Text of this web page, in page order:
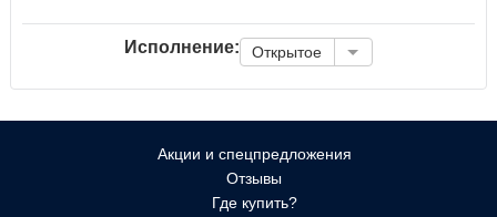
Исполнение: Открытое
Акции и спецпредложения
Отзывы
Где купить?